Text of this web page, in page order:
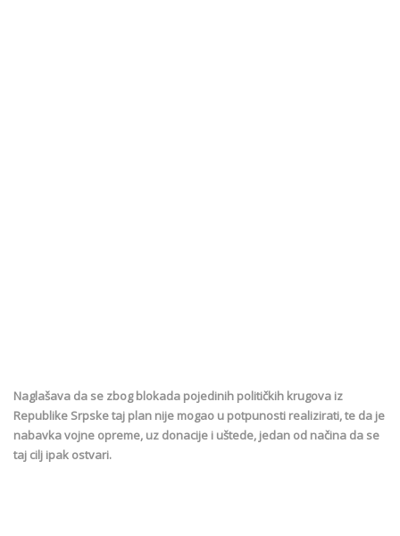
Naglašava da se zbog blokada pojedinih političkih krugova iz
Republike Srpske taj plan nije mogao u potpunosti realizirati, te da je
nabavka vojne opreme, uz donacije i uštede, jedan od načina da se
taj cilj ipak ostvari.